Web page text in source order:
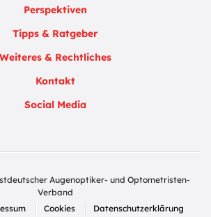
Perspektiven
Tipps & Ratgeber
Weiteres & Rechtliches
Kontakt
Social Media
Augenoptiker- und Optometristen-
Verband
Cookies Datenschutzerklärung